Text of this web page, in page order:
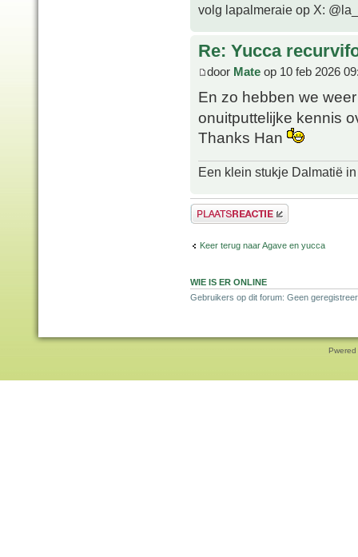
volg lapalmeraie op X:
Re: Yucca
door Mate op 10 feb 2026
En zo hebben we
onuitputtelijke kennis
Thanks Han
Een klein stukje Dalmatië
Plaats een reactie
Keer terug naar Agave en yucca
WIE IS ER ONLINE
Gebruikers op dit forum: Geen